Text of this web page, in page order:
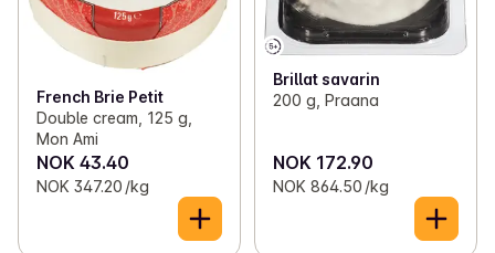
French Brie Petit
Double cream, 125 g,
Mon Ami
NOK 43.40
NOK 347.20 /kg
Brillat savarin
200 g, Praana
NOK 172.90
NOK 864.50 /kg